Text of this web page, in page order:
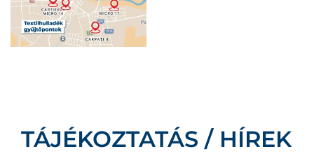
TÁJÉKOZTATÁS / HÍREK